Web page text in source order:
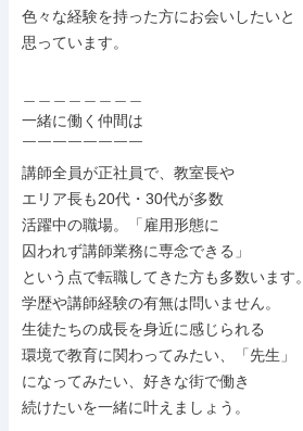
色々な経験を持った方にお会いしたいと
思っています。
一緒に働く仲間は
￣￣￣￣￣￣￣￣
講師全員が正社員で、教室長や
エリア長も20代・30代が多数
活躍中の職場。「雇用形態に
囚われず講師業務に専念できる」
という点で転職してきた方も多数います。
学歴や講師経験の有無は問いません。
生徒たちの成長を身近に感じられる
環境で教育に関わってみたい、「先生」
になってみたい、好きな街で働き
続けたいを一緒に叶えましょう。